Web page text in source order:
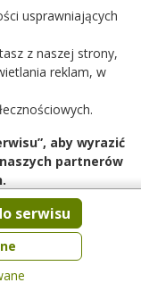
po 3 ml | 4
zł
usprawniających
z naszej strony,
reklam, w
aby wyrazić
partnerów
a wyrażoną
też wycofać
w niektórych
lub chcesz
to możesz tego
serwisu